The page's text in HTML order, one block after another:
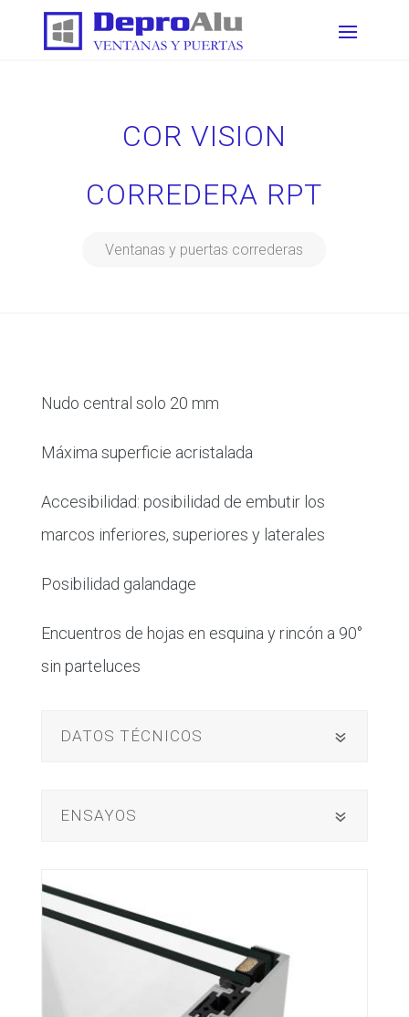
COR VISION
CORREDERA RPT
Ventanas y puertas correderas
Nudo central solo 20 mm
Máxima superficie acristalada
Accesibilidad: posibilidad de embutir los
marcos inferiores, superiores y laterales
Posibilidad galandage
Encuentros de hojas en esquina y rincón a 90°
sin parteluces
DATOS TÉCNICOS
ENSAYOS